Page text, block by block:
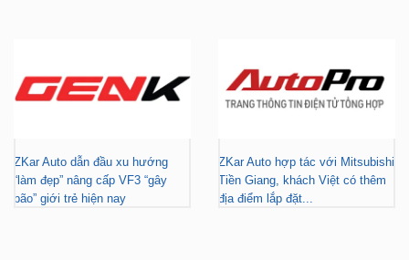
ZKar Auto dẫn đầu xu hướng
“làm đẹp” nâng cấp VF3 “gây
bão” giới trẻ hiện nay
ZKar Auto hợp tác với Mitsubishi
Tiền Giang, khách Việt có thêm
địa điểm lắp đặt...